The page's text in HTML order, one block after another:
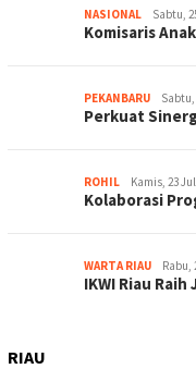
NASIONAL Sabtu,
Komisaris
PEKANBARU Sabtu,
Perkuat
ROHIL Kamis, 23
Kolaborasi
WARTA RIAU Rabu,
IKWI Riau
RIAU